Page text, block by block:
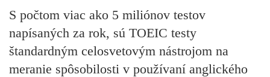
S počtom viac ako 5 miliónov testov
napísaných za rok, sú TOEIC testy
štandardným celosvetovým nástrojom na
meranie spôsobilosti v používaní anglického